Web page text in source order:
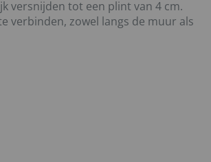
versnijden tot een plint van 4 cm.
verbinden, zowel langs de muur als